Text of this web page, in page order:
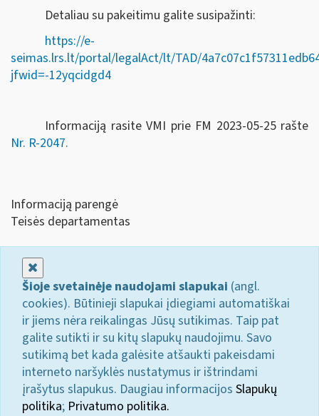
Detaliau su pakeitimu galite susipažinti:
https://e-
seimas.lrs.lt/portal/legalAct/lt/TAD/
jfwid=-12yqcidgd4
Informaciją rasite VMI prie FM 2023-05-25 rašte
Nr. R-2047.
Informaciją parengė
Teisės departamentas
Šioje svetainėje naudojami slapukai (angl.
cookies). Būtinieji slapukai įdiegiami automatiškai
ir jiems nėra reikalingas Jūsų sutikimas. Taip pat
galite sutikti ir su kitų slapukų naudojimu. Savo
sutikimą bet kada galėsite atšaukti pakeisdami
interneto naršyklės nustatymus ir ištrindami
įrašytus slapukus. Daugiau informacijos Slapukų
politika; Privatumo politika.